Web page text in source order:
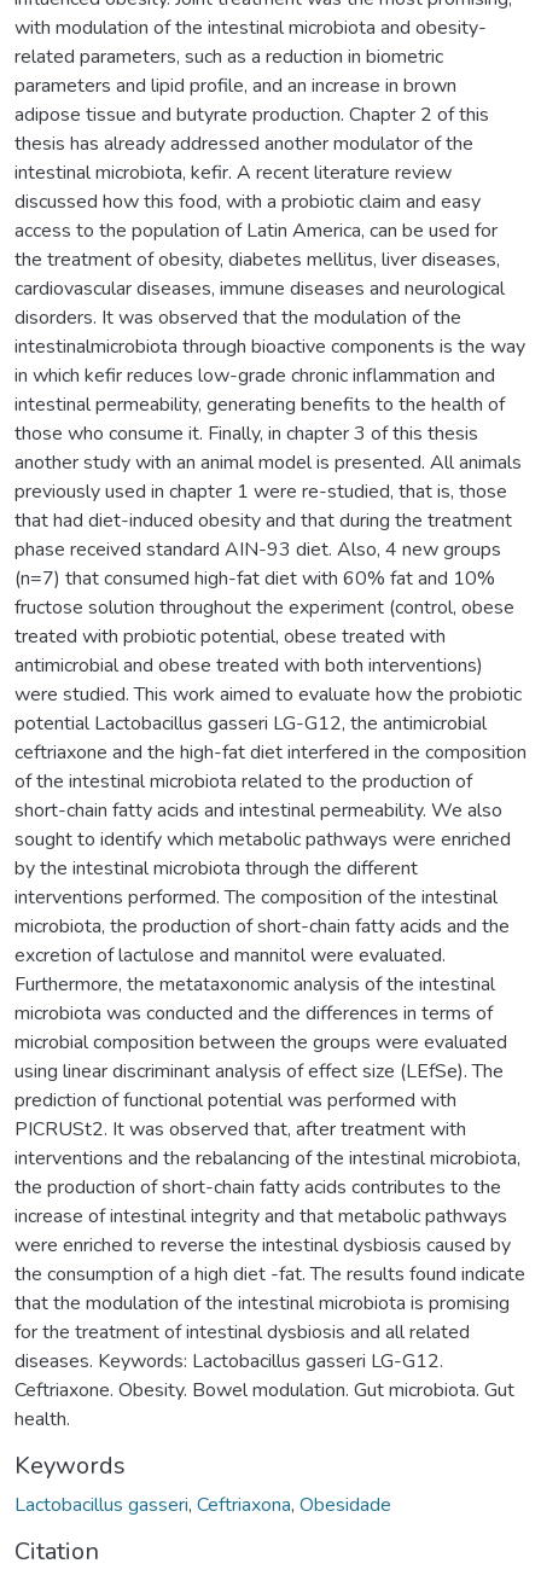
with modulation of the intestinal microbiota and obesity-
related parameters, such as a reduction in biometric
parameters and lipid profile, and an increase in brown
adipose tissue and butyrate production. Chapter 2 of this
thesis has already addressed another modulator of the
intestinal microbiota, kefir. A recent literature review
discussed how this food, with a probiotic claim and easy
access to the population of Latin America, can be used for
the treatment of obesity, diabetes mellitus, liver diseases,
cardiovascular diseases, immune diseases and neurological
disorders. It was observed that the modulation of the
intestinalmicrobiota through bioactive components is the way
in which kefir reduces low-grade chronic inflammation and
intestinal permeability, generating benefits to the health of
those who consume it. Finally, in chapter 3 of this thesis
another study with an animal model is presented. All animals
previously used in chapter 1 were re-studied, that is, those
that had diet-induced obesity and that during the treatment
phase received standard AIN-93 diet. Also, 4 new groups
(n=7) that consumed high-fat diet with 60% fat and 10%
fructose solution throughout the experiment (control, obese
treated with probiotic potential, obese treated with
antimicrobial and obese treated with both interventions)
were studied. This work aimed to evaluate how the probiotic
potential Lactobacillus gasseri LG-G12, the antimicrobial
ceftriaxone and the high-fat diet interfered in the composition
of the intestinal microbiota related to the production of
short-chain fatty acids and intestinal permeability. We also
sought to identify which metabolic pathways were enriched
by the intestinal microbiota through the different
interventions performed. The composition of the intestinal
microbiota, the production of short-chain fatty acids and the
excretion of lactulose and mannitol were evaluated.
Furthermore, the metataxonomic analysis of the intestinal
microbiota was conducted and the differences in terms of
microbial composition between the groups were evaluated
using linear discriminant analysis of effect size (LEfSe). The
prediction of functional potential was performed with
PICRUSt2. It was observed that, after treatment with
interventions and the rebalancing of the intestinal microbiota,
the production of short-chain fatty acids contributes to the
increase of intestinal integrity and that metabolic pathways
were enriched to reverse the intestinal dysbiosis caused by
the consumption of a high diet -fat. The results found indicate
that the modulation of the intestinal microbiota is promising
for the treatment of intestinal dysbiosis and all related
diseases. Keywords: Lactobacillus gasseri LG-G12.
Ceftriaxone. Obesity. Bowel modulation. Gut microbiota. Gut
health.
Keywords
Lactobacillus gasseri, Ceftriaxona, Obesidade
Citation